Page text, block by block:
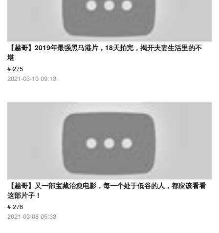
【越哥】2019年最强黑马港片，18天拍完，揭开夫妻生活里的不
堪
# 275
2021-03-10 09:13
【越哥】又一部宝藏治愈电影，每一个处于低谷的人，都应该看看
这部片子！
# 276
2021-03-08 05:33